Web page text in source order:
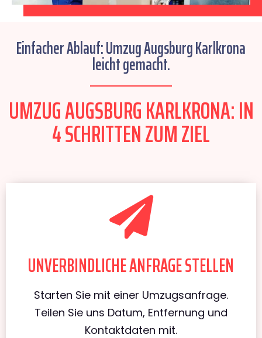
Einfacher Ablauf: Umzug Augsburg Karlkrona
leicht gemacht.
UMZUG AUGSBURG KARLKRONA: IN
4 SCHRITTEN ZUM ZIEL
UNVERBINDLICHE ANFRAGE STELLEN
Starten Sie mit einer Umzugsanfrage.
Teilen Sie uns Datum, Entfernung und
Kontaktdaten mit.